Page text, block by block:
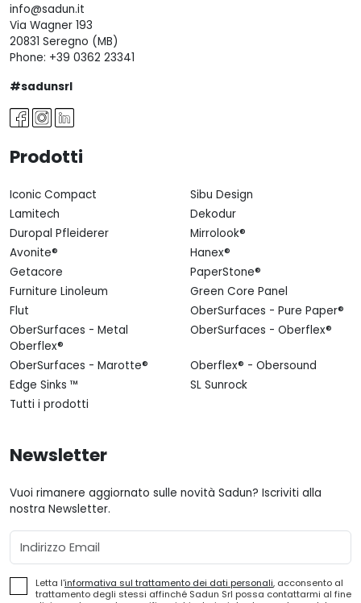
info@sadun.it
Via Wagner 193
20831 Seregno (MB)
Phone: +39 0362 23341
#sadunsrl
Prodotti
Iconic Compact
Sibu Design
Lamitech
Dekodur
Duropal Pfleiderer
Mirrolook®
Avonite®
Hanex®
Getacore
PaperStone®
Furniture Linoleum
Green Core Panel
Flut
OberSurfaces - Pure Paper®
OberSurfaces - Metal
Oberflex®
OberSurfaces - Oberflex®
OberSurfaces - Marotte®
Oberflex® - Obersound
Edge Sinks ™
SL Sunrock
Tutti i prodotti
Newsletter
Vuoi rimanere aggiornato sulle novità Sadun? Iscriviti alla
nostra Newsletter.
Email
Letta l'informativa sul trattamento dei dati personali, acconsento al
trattamento degli stessi affinché Sadun Srl possa contattarmi al fine